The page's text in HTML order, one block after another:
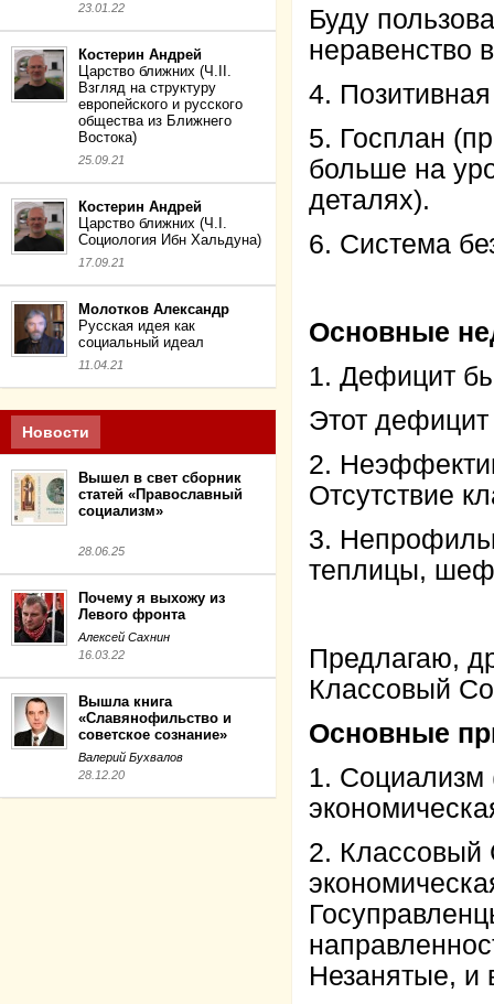
23.01.22
Костерин Андрей
Царство ближних (Ч.II.
Взгляд на структуру
европейского и русского
общества из Ближнего
Востока)
25.09.21
Костерин Андрей
Царство ближних (Ч.I.
Социология Ибн Хальдуна)
17.09.21
Молотков Александр
Русская идея как
социальный идеал
11.04.21
Новости
Вышел в свет сборник
статей «Православный
социализм»
28.06.25
Почему я выхожу из
Левого фронта
Алексей Сахнин
16.03.22
Вышла книга
«Славянофильство и
советское сознание»
Валерий Бухвалов
28.12.20
Буду
неравенство
4.
5. Госплан
больше на
деталях).
6. Система
Основные
1. Дефицит
Этот
2.
Отсутствие
3.
теплицы,
Предлагаю,
Классовый
Основные
1. Социализм
2. Классовый
Незанятые, и